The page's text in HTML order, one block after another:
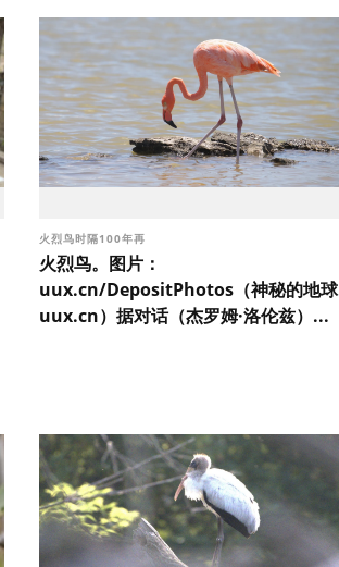
火烈鸟时隔100年再
火烈鸟。图片：
uux.cn/DepositPhotos（神秘的地球
uux.cn）据对话（杰罗姆·洛伦兹）...